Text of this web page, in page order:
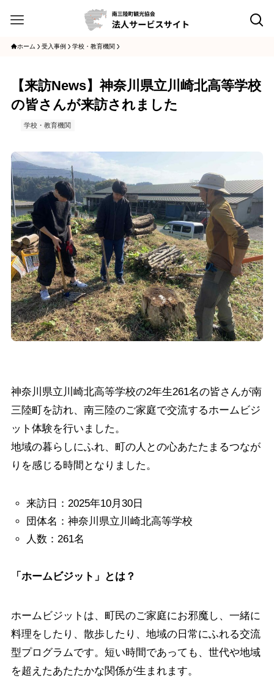
ホーム 受入事例 学校・教育機関
【来訪News】神奈川県立川崎北高等学校
の皆さんが来訪されました
学校・教育機関
神奈川県立川崎北高等学校の2年生261名の皆さんが南
三陸町を訪れ、南三陸のご家庭で交流するホームビジ
ット体験を行いました。
地域の暮らしにふれ、町の人との心あたたまるつなが
りを感じる時間となりました。
来訪日：2025年10月30日
団体名：神奈川県立川崎北高等学校
人数：261名
「ホームビジット」とは？
ホームビジットは、町民のご家庭にお邪魔し、一緒に
料理をしたり、散歩したり、地域の日常にふれる交流
型プログラムです。短い時間であっても、世代や地域
を超えたあたたかな関係が生まれます。